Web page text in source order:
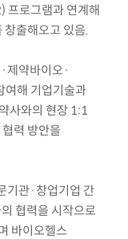
프로그램과 연계해
창출해오고 있음.
제약바이오·
여해 기업기술과
사와의 현장 1:1
력 방안을
기관·창업기업 간
협력을 시작으로
바이오헬스